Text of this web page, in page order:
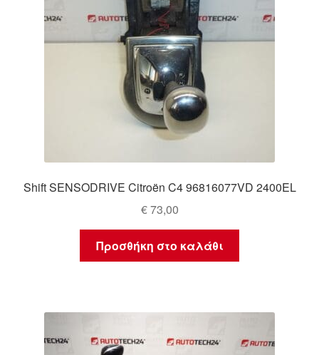
Shift SENSODRIVE Citroën C4 96816077VD 2400EL
€73,00
Προσθήκη στο καλάθι